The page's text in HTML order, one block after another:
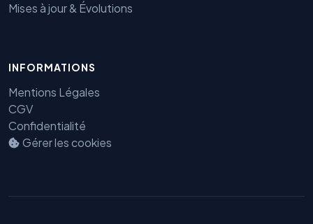
Mises à jour & Évolutions
INFORMATIONS
Mentions Légales
CGV
Confidentialité
Gérer les cookies